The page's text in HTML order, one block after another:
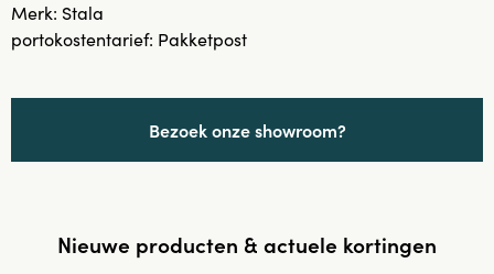
Merk: Stala
portokostentarief: Pakketpost
Bezoek onze showroom?
Nieuwe producten & actuele kortingen